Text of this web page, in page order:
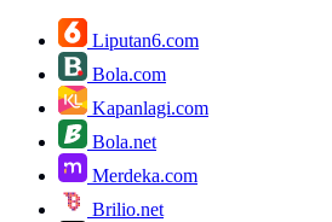
Liputan6.com
Bola.com
Kapanlagi.com
Bola.net
Merdeka.com
Brilio.net